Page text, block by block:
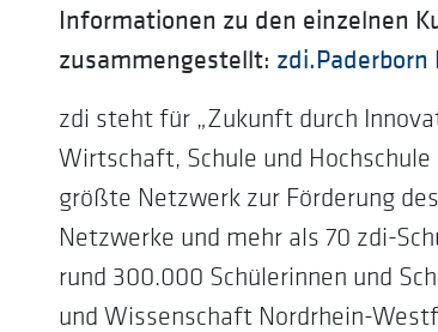
Informationen zu den einzelnen
zusammengestellt: zdi.Paderborn
zdi steht für „Zukunft durch
Wirtschaft, Schule und
größte Netzwerk zur Förderung
Netzwerke und mehr als 70 zdi-
rund 300.000 Schülerinnen und
und Wissenschaft Nordrhein-